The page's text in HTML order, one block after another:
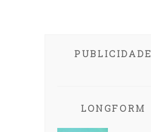
PUBLICIDADE
LONGFORM